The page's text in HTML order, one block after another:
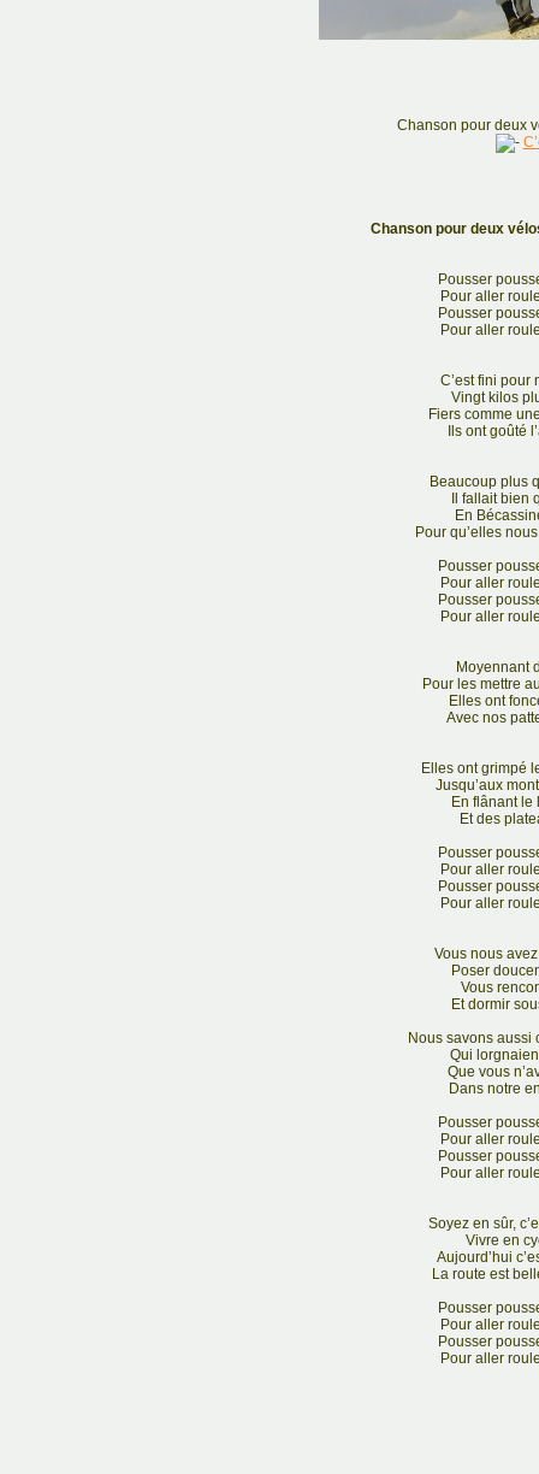
Chanson pour deux
Chanson pour deux
Pousser
Pour aller
Pousser
Pour aller
C’est fini pour
Vingt kilos
Fiers comme
Ils ont goûté
Beaucoup plus
Il fallait bien
En
Pour qu’elles
Pousser
Pour aller
Pousser
Pour aller
Moyennant
Pour les mettre
Elles ont
Avec nos
Elles ont grimpé
Jusqu’aux
En flânant
Et des
Pousser
Pour aller
Pousser
Pour aller
Vous nous
Poser
Vous
Et dormir
Nous savons aussi
Qui
Que vous
Dans notre
Pousser
Pour aller
Pousser
Pour aller
Soyez en sûr,
Vivre en
Aujourd’hui
La route est
Pousser
Pour aller
Pousser
Pour aller